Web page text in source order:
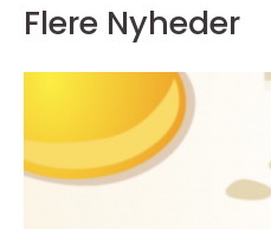
Flere Nyheder